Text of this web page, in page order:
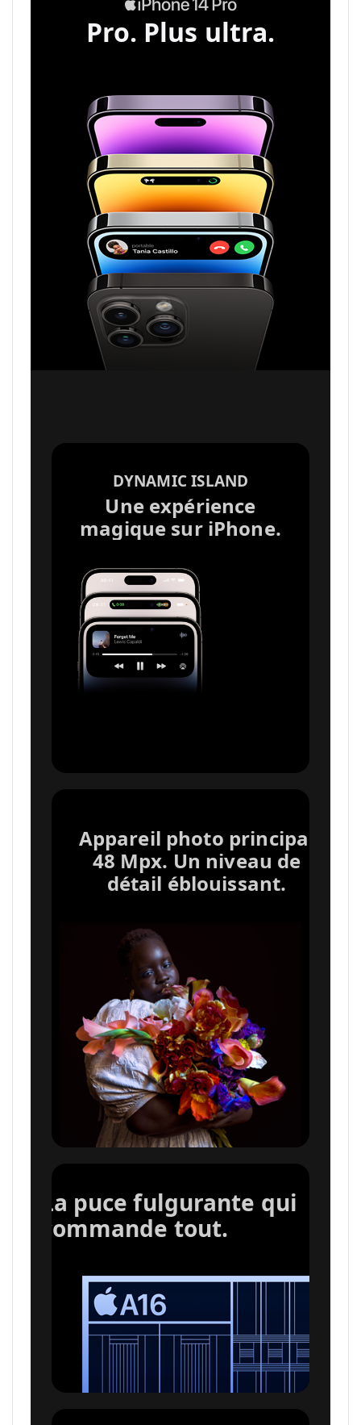
Pro. Plus ultra.
DYNAMIC ISLAND
Une expérience
magique sur iPhone.
Appareil photo principal
48 Mpx. Un niveau de
détail éblouissant.
La puce fulgurante qui
commande tout.